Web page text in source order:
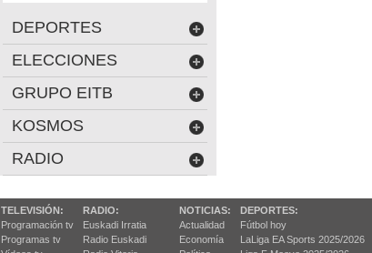
DEPORTES
ELECCIONES
GRUPO EITB
KOSMOS
RADIO
TELEVISIÓN:
Programación tv
Programas tv
RADIO:
Euskadi Irratia
Radio Euskadi
NOTICIAS:
Actualidad
Economía
DEPORTES:
Fútbol hoy
LaLiga EA Sports 2025/2026